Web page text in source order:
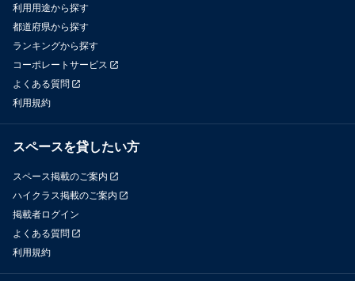
利用用途から探す
都道府県から探す
ランキングから探す
コーポレートサービス
よくある質問
利用規約
スペースを貸したい方
スペース掲載のご案内
ハイクラス掲載のご案内
掲載者ログイン
よくある質問
利用規約